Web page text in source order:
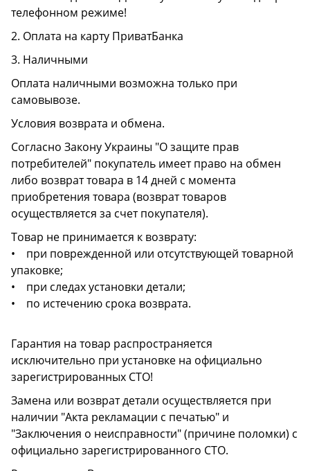
телефонном режиме!
2. Оплата на карту ПриватБанка
3. Наличными
Оплата наличными возможна только при
самовывозе.
Условия возврата и обмена.
Согласно Закону Украины "О защите прав
потребителей" покупатель имеет право на обмен
либо возврат товара в 14 дней с момента
приобретения товара (возврат товаров
осуществляется за счет покупателя).
Товар не принимается к возврату:
• при поврежденной или отсутствующей товарной
упаковке;
• при следах установки детали;
• по истечению срока возврата.
Гарантия на товар распространяется
исключительно при установке на официально
зарегистрированных СТО!
Замена или возврат детали осуществляется при
наличии "Акта рекламации с печатью" и
"Заключения о неисправности" (причине поломки) с
официально зарегистрированного СТО.